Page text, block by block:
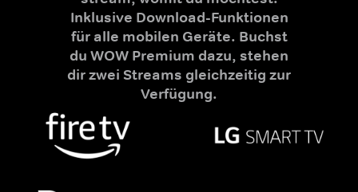
Inklusive Download-Funktionen
für alle mobilen Geräte. Buchst
du WOW Premium dazu, stehen
dir zwei Streams gleichzeitig zur
Verfügung.